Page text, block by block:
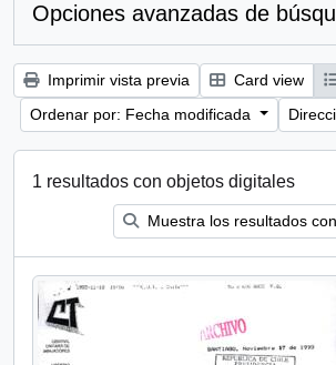
Opciones avanzadas de
Imprimir vista previa Card view
Ordenar por: Fecha modificada
1 resultados con objetos digitales
Muestra los resultados